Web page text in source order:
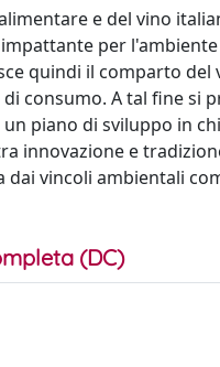
e del vino
per
quindi il comparto
consumo. A tal fine si
piano di sviluppo in
innovazione e
vincoli ambientali
(DC)